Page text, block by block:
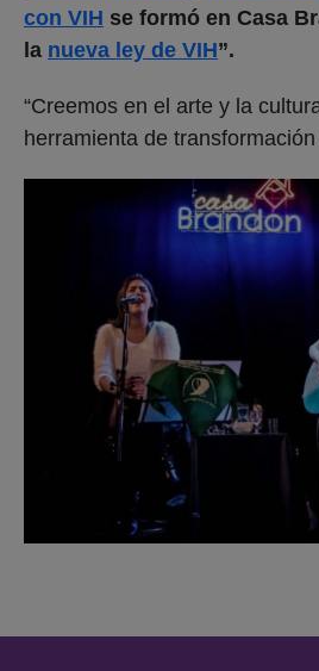
con VIH se formó en Casa
la nueva ley de VIH”.
“Creemos en el arte y la
herramienta de